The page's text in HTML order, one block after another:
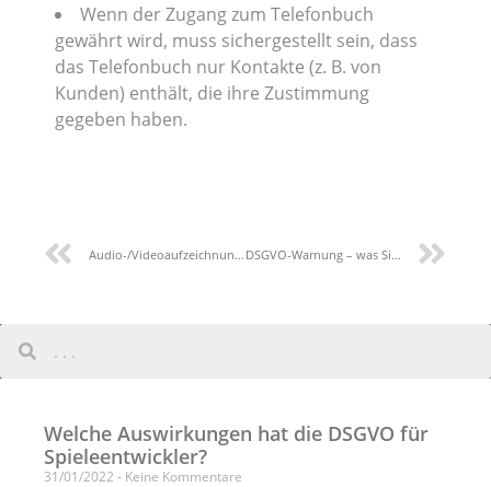
Wenn der Zugang zum Telefonbuch
gewährt wird, muss sichergestellt sein, dass
das Telefonbuch nur Kontakte (z. B. von
Kunden) enthält, die ihre Zustimmung
gegeben haben.
Audio-/Videoaufzeichnung von Online-Kursen und Einhaltung der DSGVO DSGVO-Warnung – was Sie wissen müssen
Welche Auswirkungen hat die DSGVO für
Spieleentwickler?
31/01/2022 Keine Kommentare